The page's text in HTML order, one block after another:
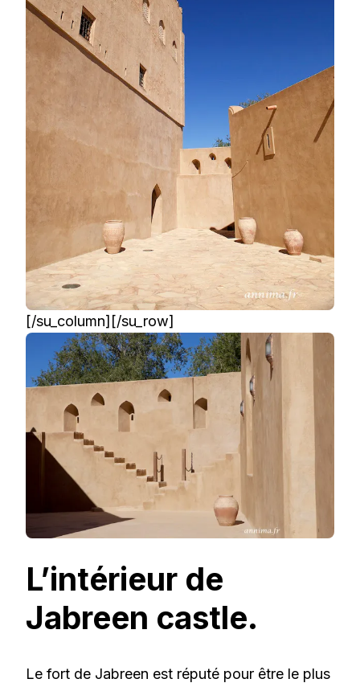
[/su_column][/su_row]
L’intérieur de
Jabreen castle.
Le fort de Jabreen est réputé pour être le plus